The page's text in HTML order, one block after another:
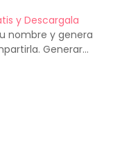
y Descargala
nombre y genera
Generar...